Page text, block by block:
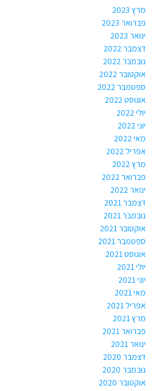
מרץ 2023
פברואר 2023
ינואר 2023
דצמבר 2022
נובמבר 2022
אוקטובר 2022
ספטמבר 2022
אוגוסט 2022
יולי 2022
יוני 2022
מאי 2022
אפריל 2022
מרץ 2022
פברואר 2022
ינואר 2022
דצמבר 2021
נובמבר 2021
אוקטובר 2021
ספטמבר 2021
אוגוסט 2021
יולי 2021
יוני 2021
מאי 2021
אפריל 2021
מרץ 2021
פברואר 2021
ינואר 2021
דצמבר 2020
נובמבר 2020
אוקטובר 2020